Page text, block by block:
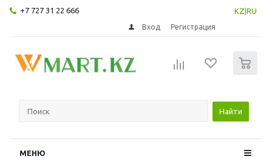
+7 727 31 22 666 KZ RU
Вход Регистрация
Найти
МЕНЮ